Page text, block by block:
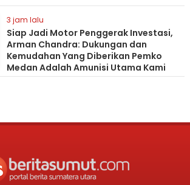
3 jam lalu
Siap Jadi Motor Penggerak Investasi,
Arman Chandra: Dukungan dan
Kemudahan Yang Diberikan Pemko
Medan Adalah Amunisi Utama Kami